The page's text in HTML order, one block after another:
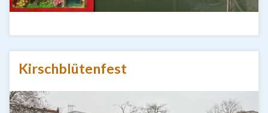
Kirschblütenfest